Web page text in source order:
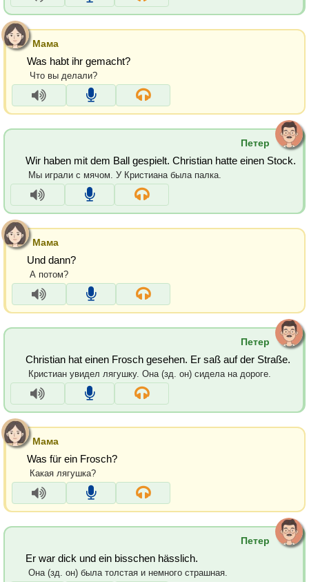
Мама
Was habt ihr gemacht?
Что вы делали?
Петер
Wir haben mit dem Ball gespielt. Christian hatte einen Stock.
Мы играли с мячом. У Кристиана была палка.
Мама
Und dann?
А потом?
Петер
Christian hat einen Frosch gesehen. Er saß auf der Straße.
Кристиан увидел лягушку. Она (зд. он) сидела на дороге.
Мама
Was für ein Frosch?
Какая лягушка?
Петер
Er war dick und ein bisschen hässlich.
Она (зд. он) была толстая и немного страшная.